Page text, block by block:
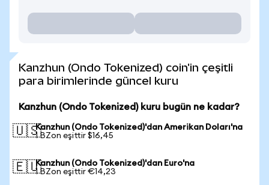
Kanzhun (Ondo Tokenized) coin'in çeşitli
para birimlerinde güncel kuru
Kanzhun (Ondo Tokenized) kuru bugün ne kadar?
🇺🇸Kanzhun (Ondo Tokenized)'dan Amerikan Doları'na
1 BZon eşittir $16,45
🇪🇺Kanzhun (Ondo Tokenized)'dan Euro'na
1 BZon eşittir €14,23